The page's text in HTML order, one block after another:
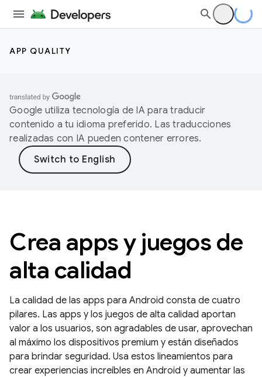
APP QUALITY
Google utiliza tecnología de IA para traducir
contenido a tu idioma preferido. Las traducciones
realizadas con IA pueden contener errores.
Crea apps y juegos de
alta calidad
La calidad de las apps para Android consta de cuatro
pilares. Las apps y los juegos de alta calidad aportan
valor a los usuarios, son agradables de usar, aprovechan
al máximo los dispositivos premium y están diseñados
para brindar seguridad. Usa estos lineamientos para
crear experiencias increíbles en Android y aumentar las